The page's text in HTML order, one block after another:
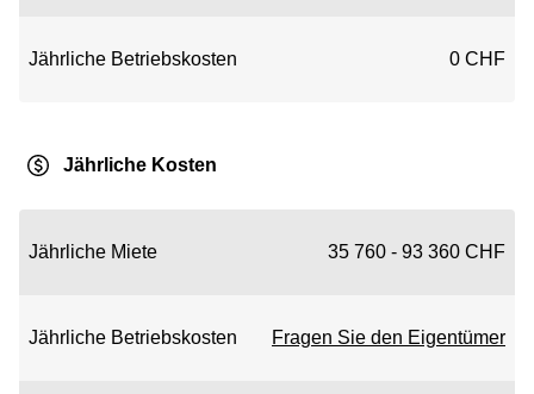
Jährliche Betriebskosten 0 CHF
Jährliche Kosten
Jährliche Miete 35 760 - 93 360 CHF
Jährliche Betriebskosten Fragen Sie den Eigentümer